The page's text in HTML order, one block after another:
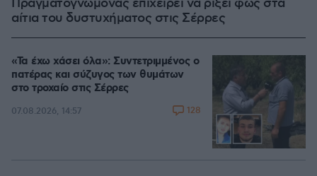
Πραγματογνώμονας επιχειρεί να ρίξει φως στα
αίτια του δυστυχήματος στις Σέρρες
«Τα έχω χάσει όλα»: Συντετριμμένος ο
πατέρας και σύζυγος των θυμάτων
στο τροχαίο στις Σέρρες
07.08.2026, 14:57 128